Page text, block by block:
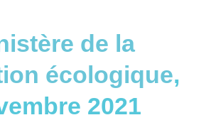
de la
écologique,
2021